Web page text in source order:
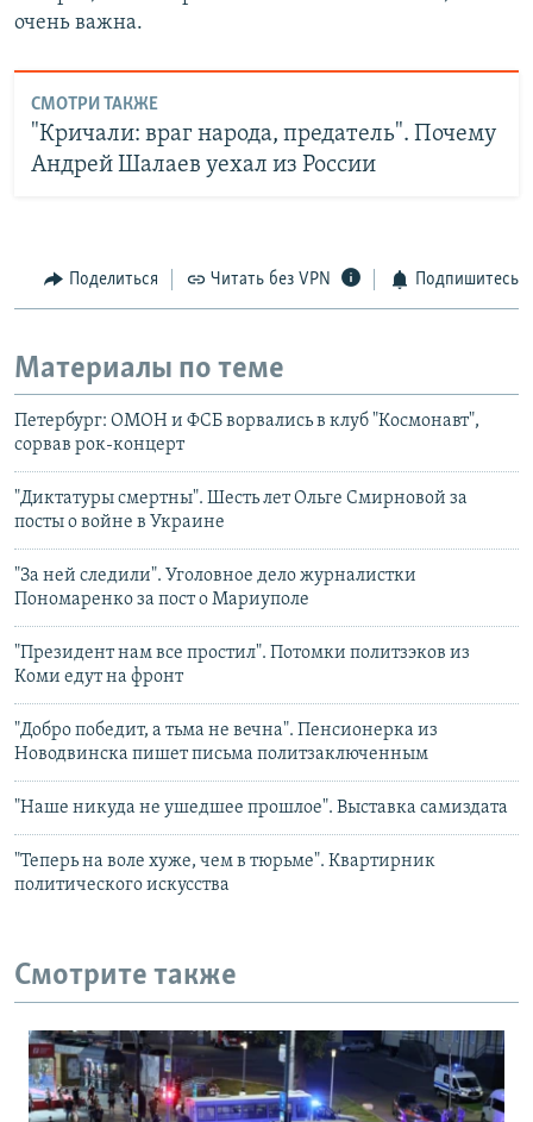
очень важна.
СМОТРИ ТАКЖЕ
"Кричали: враг народа, предатель". Почему
Андрей Шалаев уехал из России
Поделиться Читать без VPN Подпишитесь
Материалы по теме
Петербург: ОМОН и ФСБ ворвались в клуб "Космонавт",
сорвав рок-концерт
"Диктатуры смертны". Шесть лет Ольге Смирновой за
посты о войне в Украине
"За ней следили". Уголовное дело журналистки
Пономаренко за пост о Мариуполе
"Президент нам все простил". Потомки политзэков из
Коми едут на фронт
"Добро победит, а тьма не вечна". Пенсионерка из
Новодвинска пишет письма политзаключенным
"Наше никуда не ушедшее прошлое". Выставка самиздата
"Теперь на воле хуже, чем в тюрьме". Квартирник
политического искусства
Смотрите также